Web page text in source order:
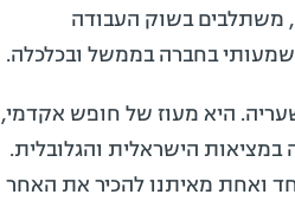
משתלבים בשוק העבודה
בחברה בממשל ובכלכלה.
היא מעוז של חופש אקדמי,
הישראלית והגלובלית.
ואחת מאיתנו להכיר את האחר